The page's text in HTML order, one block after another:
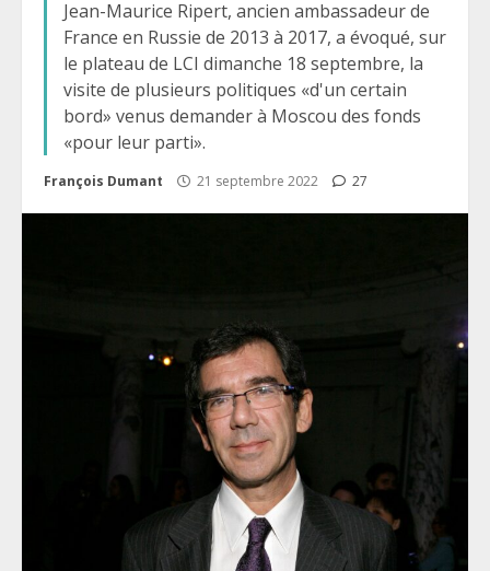
Jean-Maurice Ripert, ancien ambassadeur de
France en Russie de 2013 à 2017, a évoqué, sur
le plateau de LCI dimanche 18 septembre, la
visite de plusieurs politiques «d'un certain
bord» venus demander à Moscou des fonds
«pour leur parti».
François Dumant 21 septembre 2022 27